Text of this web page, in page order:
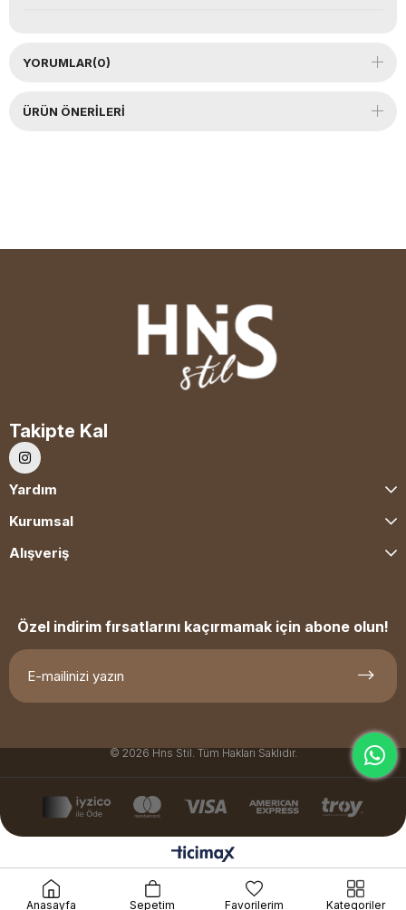
YORUMLAR(0)
ÜRÜN ÖNERILERI
Takipte Kal
Yardım
Kurumsal
Alışveriş
Özel indirim fırsatlarını kaçırmamak için abone olun!
© 2026 Hns Stil. Tüm Hakları Saklıdır.
Anasayfa Sepetim Favorilerim Kategoriler